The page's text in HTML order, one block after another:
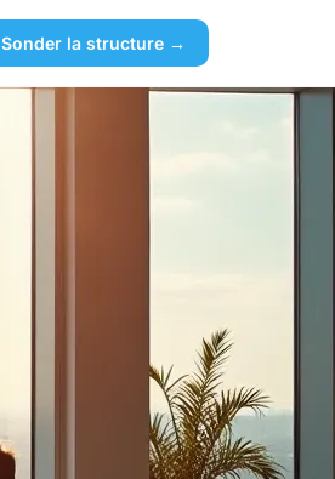
Sonder la structure →